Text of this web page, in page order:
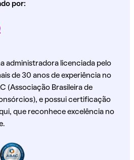
por:
administradora licenciada pelo
de 30 anos de experiência no
(Associação Brasileira de
e possui certificação
que reconhece excelência no